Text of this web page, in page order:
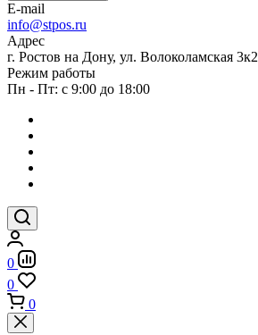
E-mail
info@stpos.ru
Адрес
г. Ростов на Дону, ул. Волоколамская 3к2
Режим работы
Пн - Пт: с 9:00 до 18:00
0
0
0